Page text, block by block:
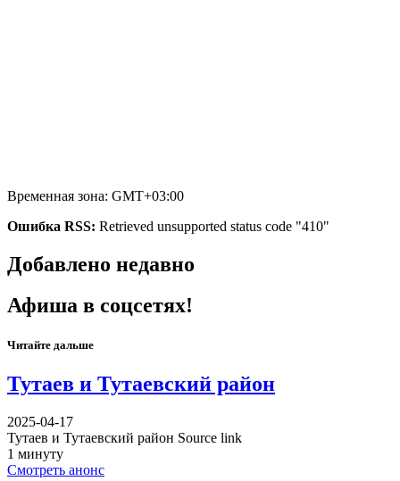
Временная зона: GMT+03:00
Ошибка RSS: Retrieved unsupported status code "410"
Добавлено недавно
Афиша в соцсетях!
Читайте дальше
Тутаев и Тутаевский район
2025-04-17
Тутаев и Тутаевский район Source link
1 минуту
Смотреть анонс